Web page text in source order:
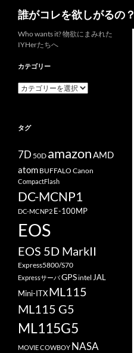
誰がコレを欲しがるの？
Who wants it? 物欲にまみれた
IYHerたちへ
カテゴリー
カ
ー
タグ
7D 50D amazonAMD
atom BUFFALO Canon
CompactFlash
DC-MCNP1
DC-MCNP2 E-100MP
EOS
EOS 5D MarkII
Express5800/S70
ExpressサーバGPSintel JAL
Mini-ITXML115
ML115 G5
ML115G5
MOVIE COWBOY NASA